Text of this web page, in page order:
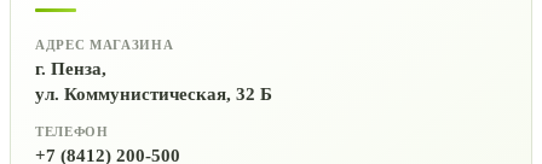
АДРЕС МАГАЗИНА
г. Пенза,
ул. Коммунистическая, 32 Б
ТЕЛЕФОН
+7 (8412) 200-500